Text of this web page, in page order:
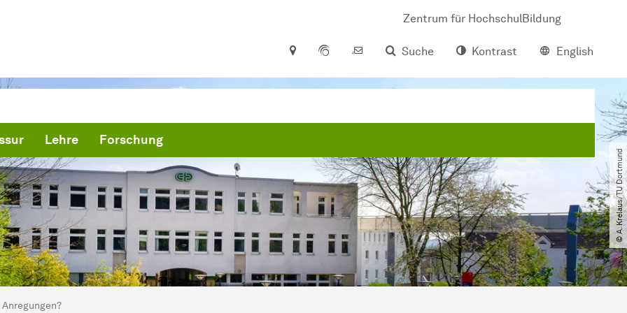
Zentrum für HochschulBildung
Suche
Kontrast English
Lehre Forschung
© A. Krelaus​/​TU Dortmund
hier:
Anregungen?